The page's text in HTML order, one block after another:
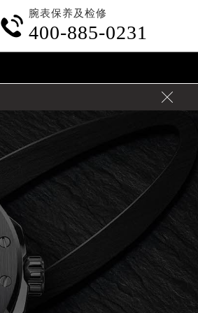

腕表保养及检修
400-885-0231
